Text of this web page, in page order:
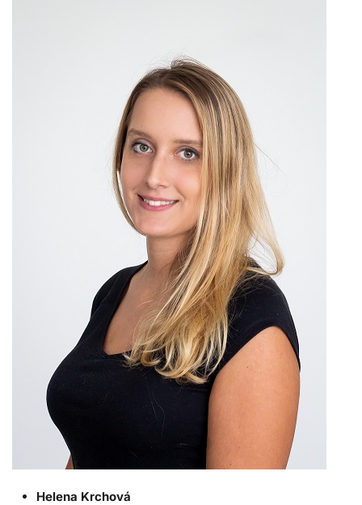
Helena Krchová